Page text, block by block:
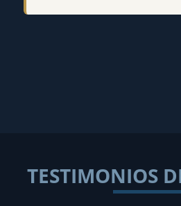
TESTIMONIOS